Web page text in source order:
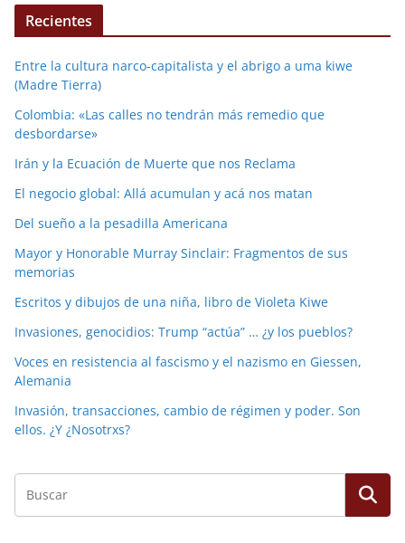
Recientes
Entre la cultura narco-capitalista y el abrigo a uma kiwe
(Madre Tierra)
Colombia: «Las calles no tendrán más remedio que
desbordarse»
Irán y la Ecuación de Muerte que nos Reclama
El negocio global: Allá acumulan y acá nos matan
Del sueño a la pesadilla Americana
Mayor y Honorable Murray Sinclair: Fragmentos de sus
memorias
Escritos y dibujos de una niña, libro de Violeta Kiwe
Invasiones, genocidios: Trump “actúa” … ¿y los pueblos?
Voces en resistencia al fascismo y el nazismo en Giessen,
Alemania
Invasión, transacciones, cambio de régimen y poder. Son
ellos. ¿Y ¿Nosotrxs?